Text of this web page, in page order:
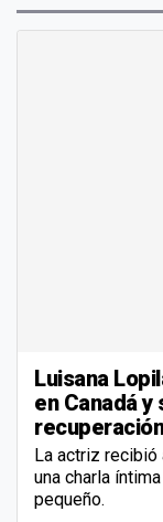
Luisana
en Canadá
La actriz
una charla
pequeño.